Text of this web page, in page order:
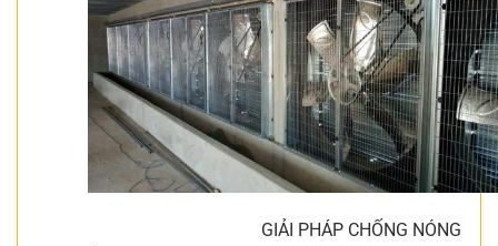
GIẢI PHÁP CHỐNG NÓNG